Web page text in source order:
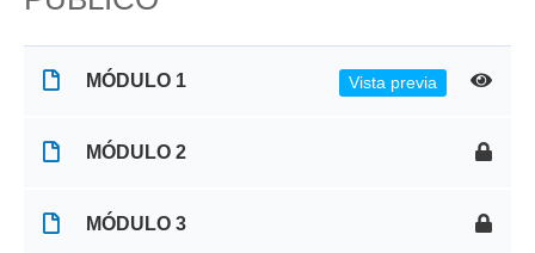
MÓDULO 1 Vista previa
MÓDULO 2
MÓDULO 3